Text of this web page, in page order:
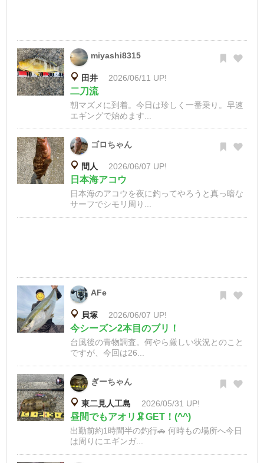
miyashi8315
田井 2026/06/11 UP!
二刀流
朝マズメに到着。今日は珍しく一番乗り。早速
エギングで始めます...
ゴロちゃん
間人 2026/06/07 UP!
日本海アコウ
日本海のアコウを夜に釣ってやろうと真っ暗な
サーフでシモリ周り...
AFe
貝塚 2026/06/07 UP!
今シーズン2本目のブリ！
台風後の青物調査。何やら厳しい状況とのこと
ですが、今回は26...
ぎーちゃん
東二見人工島 2026/05/31 UP!
昼間でもアオリ🦑GET！(^^)
出勤前約1時間半の釣行🚗 何時もの場所へ今日
は周りにエギンガ...